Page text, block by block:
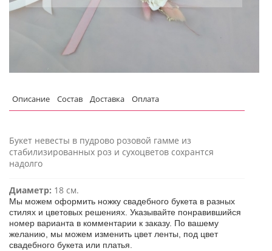
Описание Состав Доставка Оплата
Букет невесты в пудрово розовой гамме из
стабилизированных роз и сухоцветов сохрантся
надолго
Диаметр: 18 см.
Мы можем оформить ножку свадебного букета в разных
стилях и цветовых решениях. Указывайте понравившийся
номер варианта в комментарии к заказу. По вашему
желанию, мы можем изменить цвет ленты, под цвет
свадебного букета или платья.